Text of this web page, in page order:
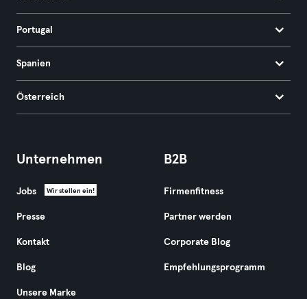
Portugal
Spanien
Österreich
Unternehmen
Jobs Wir stellen ein!
Presse
Kontakt
Blog
Unsere Marke
B2B
Firmenfitness
Partner werden
Corporate Blog
Empfehlungsprogramm